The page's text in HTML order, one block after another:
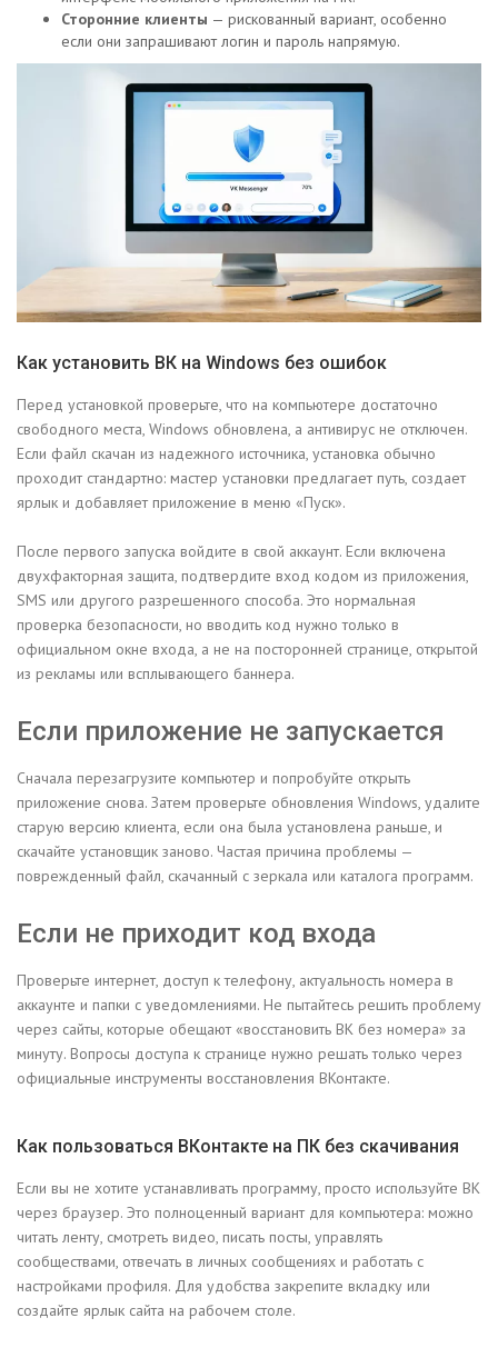
Сторонние клиенты — рискованный вариант, особенно
если они запрашивают логин и пароль напрямую.
Как установить ВК на Windows без ошибок
Перед установкой проверьте, что на компьютере достаточно
свободного места, Windows обновлена, а антивирус не отключен.
Если файл скачан из надежного источника, установка обычно
проходит стандартно: мастер установки предлагает путь, создает
ярлык и добавляет приложение в меню «Пуск».
После первого запуска войдите в свой аккаунт. Если включена
двухфакторная защита, подтвердите вход кодом из приложения,
SMS или другого разрешенного способа. Это нормальная
проверка безопасности, но вводить код нужно только в
официальном окне входа, а не на посторонней странице, открытой
из рекламы или всплывающего баннера.
Если приложение не запускается
Сначала перезагрузите компьютер и попробуйте открыть
приложение снова. Затем проверьте обновления Windows, удалите
старую версию клиента, если она была установлена раньше, и
скачайте установщик заново. Частая причина проблемы —
поврежденный файл, скачанный с зеркала или каталога программ.
Если не приходит код входа
Проверьте интернет, доступ к телефону, актуальность номера в
аккаунте и папки с уведомлениями. Не пытайтесь решить проблему
через сайты, которые обещают «восстановить ВК без номера» за
минуту. Вопросы доступа к странице нужно решать только через
официальные инструменты восстановления ВКонтакте.
Как пользоваться ВКонтакте на ПК без скачивания
Если вы не хотите устанавливать программу, просто используйте ВК
через браузер. Это полноценный вариант для компьютера: можно
читать ленту, смотреть видео, писать посты, управлять
сообществами, отвечать в личных сообщениях и работать с
настройками профиля. Для удобства закрепите вкладку или
создайте ярлык сайта на рабочем столе.